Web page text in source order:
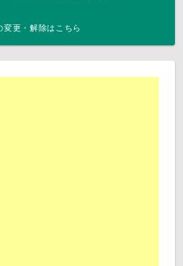
更・解除はこちら